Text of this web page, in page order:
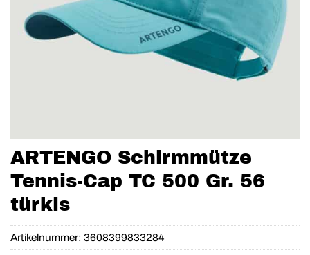
ARTENGO Schirmmütze
Tennis-Cap TC 500 Gr. 56
türkis
Artikelnummer: 3608399833284